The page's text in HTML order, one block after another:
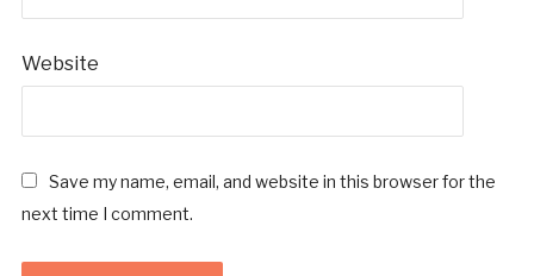
Website
Save my name, email, and website in this browser for the
next time I comment.